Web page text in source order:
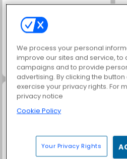
Heroes of Myths
Grand Mahjong Connect
We process your personal
improve our sites and service, to
campaigns and to provide
advertising. By clicking the
exercise your privacy rights. For
privacy notice
Cookie Policy
Your Privacy Rights